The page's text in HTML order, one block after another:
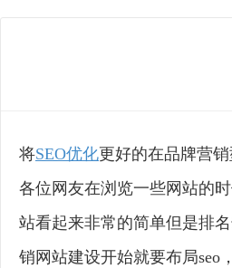
将SEO优化更好的在品牌营
各位网友在浏览一些网站的
站看起来非常的简单但是排
销网站建设开始就要布局seo